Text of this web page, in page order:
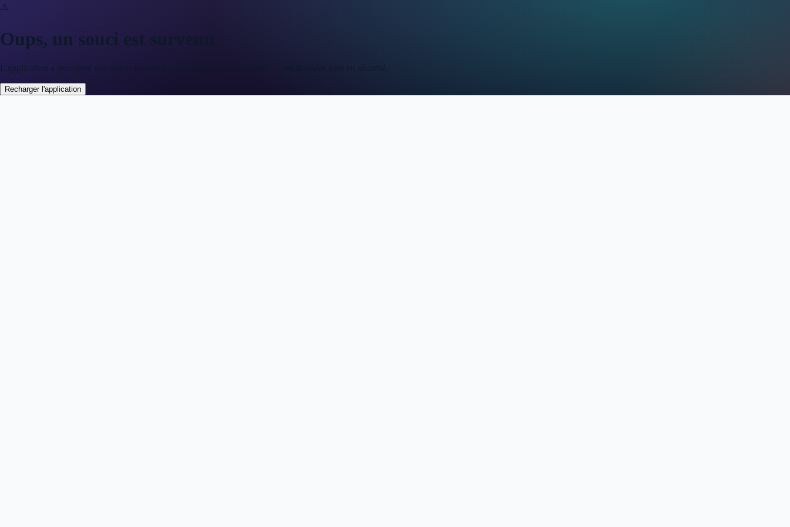
⚠️
Oups, un souci est survenu
L'application a rencontré une erreur inattendue. Recharge pour reprendre — tes données sont en sécurité.
Recharger l'application